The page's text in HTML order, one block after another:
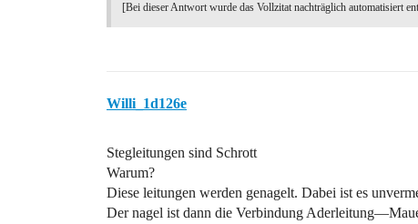
[Bei dieser Antwort wurde das Vollzitat nachträglich automatisiert
Willi_1d126e
Stegleitungen sind Schrott
Warum?
Diese leitungen werden genagelt. Dabei ist es
Der nagel ist dann die Verbindung